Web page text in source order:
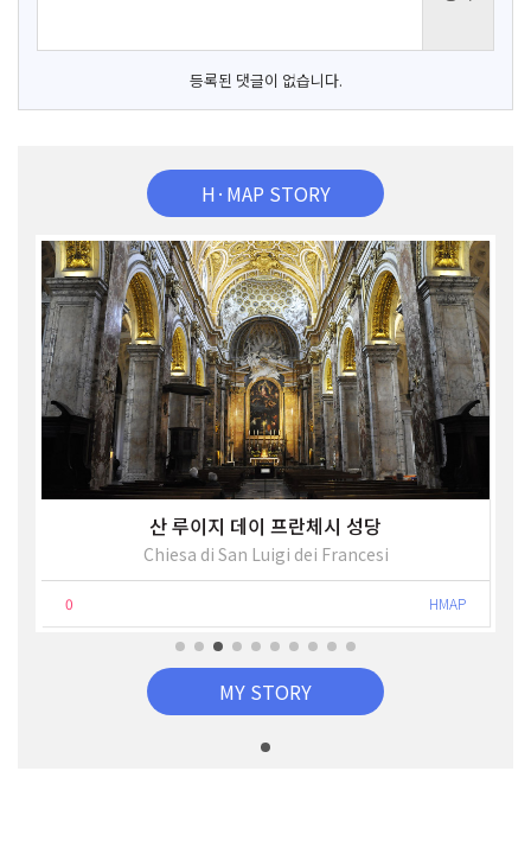
등록된 댓글이 없습니다.
H·MAP STORY
산 루이지 데이 프란체시 성당
Chiesa di San Luigi dei Francesi
0 HMAP
MY STORY